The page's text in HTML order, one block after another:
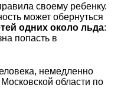
своему ребенку.
может обернуться
одних около льда:
попасть в
немедленно
области по